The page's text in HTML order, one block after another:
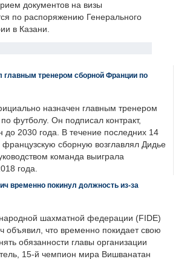
документов на визы
по распоряжению Генерального
в Казани.
главным тренером сборной Франции по
назначен главным тренером
футболу. Он подписал контракт,
до 2030 года. В течение последних 14
французскую сборную возглавлял Дидье
команда выиграла
года.
временно покинул должность из-за
шахматной федерации (FIDE)
объявил, что временно покидает свою
обязанности главы организации
15-й чемпион мира Вишванатан